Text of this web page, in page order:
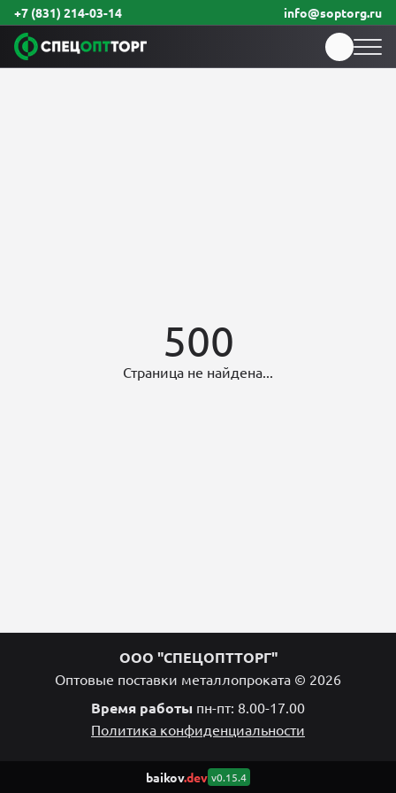
+7 (831) 214-03-14 info@soptorg.ru
500
Страница не найдена...
ООО "СПЕЦОПТТОРГ"
Оптовые поставки металлопроката © 2026
Время работы пн-пт: 8.00-17.00
Политика конфиденциальности
baikov.dev v0.15.4